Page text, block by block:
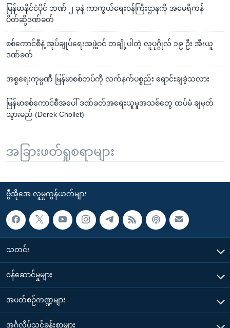
မြန်မာနိုင်ငံပိုင် ဘဏ် ၂ ခုနဲ့ ကာကွယ်ရေးဝန်ကြီးဌာနကို အမေရိကန်
ပိတ်ဆို့ဒဏ်ခတ်
စစ်ကောင်စီနဲ့ အုပ်ချုပ်ရေးအဖွဲ့ဝင် တချို့ပါတဲ့ လူပုဂ္ဂိုလ် ၁၉ ဦး အီးယူ
ဒဏ်ခတ်
အစ္စရေးကုမ္ပဏီ မြန်မာစစ်တပ်ကို လက်နက်ပစ္စည်း ရောင်းချခဲ့သလား
မြန်မာစစ်ကောင်စီအပေါ် ဒဏ်ခတ်အရေးယူမှုအသစ်တွေ ထပ်မံ ချမှတ်
သွားမည် (Derek Chollet)
အခြားဖတ်ရှုစရာများ
ဗွီအိုအေ လူမှုကွန်ယက်များ
သတင်း
၀န်ဆောင်မှုများ
အပတ်စဉ်ကဏ္ဍများ
အင်္ဂလိပ်သင်ခန်းစာများ